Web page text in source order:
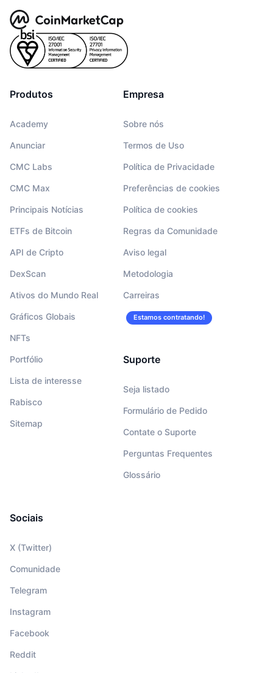
Produtos
Academy
Anunciar
CMC Labs
CMC Max
Principais Notícias
ETFs de Bitcoin
API de Cripto
DexScan
Ativos do Mundo Real
Gráficos Globais
NFTs
Portfólio
Lista de interesse
Rabisco
Sitemap
Empresa
Sobre nós
Termos de Uso
Política de Privacidade
Preferências de cookies
Política de cookies
Regras da Comunidade
Aviso legal
Metodologia
Carreiras
Estamos contratando!
Suporte
Seja listado
Formulário de Pedido
Contate o Suporte
Perguntas Frequentes
Glossário
Sociais
X (Twitter)
Comunidade
Telegram
Instagram
Facebook
Reddit